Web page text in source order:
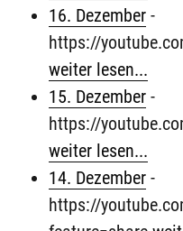
16. Dezember -
https://
weiter lesen...
15. Dezember -
https://
weiter lesen...
14. Dezember -
https://